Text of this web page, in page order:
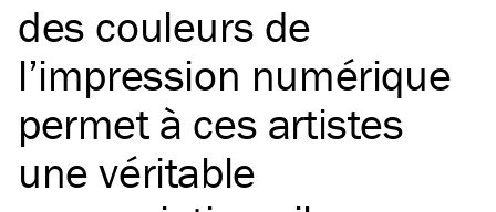
des couleurs de
l’impression numérique
permet à ces artistes
une véritable